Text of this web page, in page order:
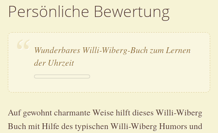
Persönliche Bewertung
Wunderbares Willi-Wiberg-Buch zum Lernen
der Uhrzeit
Auf gewohnt charmante Weise hilft dieses Willi-Wiberg
Buch mit Hilfe des typischen Willi-Wiberg Humors und